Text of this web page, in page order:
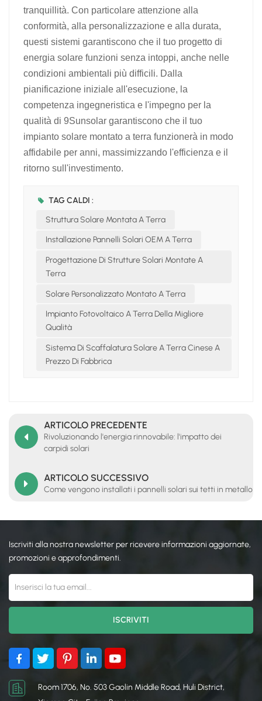
tranquillità. Con particolare attenzione alla
conformità, alla personalizzazione e alla durata,
questi sistemi garantiscono che il tuo progetto di
energia solare funzioni senza intoppi, anche nelle
condizioni ambientali più difficili. Dalla
pianificazione iniziale all'esecuzione, la
competenza ingegneristica e l'impegno per la
qualità di 9Sunsolar garantiscono che il tuo
impianto solare montato a terra funzionerà in modo
affidabile per anni, massimizzando l'efficienza e il
ritorno sull'investimento.
TAG CALDI :
Struttura Solare Montata A Terra
Installazione Pannelli Solari OEM A Terra
Progettazione Di Strutture Solari Montate A
Terra
Solare Personalizzato Montato A Terra
Impianto Fotovoltaico A Terra Della Migliore
Qualità
Sistema Di Scaffalatura Solare A Terra Cinese A
Prezzo Di Fabbrica
ARTICOLO PRECEDENTE
Rivoluzionando l'energia rinnovabile: l'impatto dei
carpidi solari
ARTICOLO SUCCESSIVO
Come vengono installati i pannelli solari sui tetti in metallo
Iscriviti alla nostra newsletter per ricevere informazioni aggiornate,
promozioni e approfondimenti.
Room 1706, No. 503 Gaolin Middle Road, Huli District,